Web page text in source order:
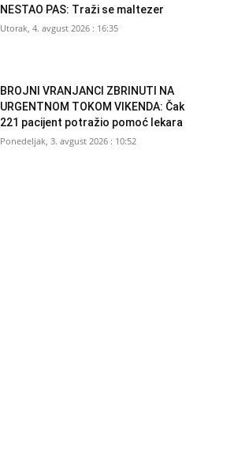
NESTAO PAS: Traži se maltezer
Utorak, 4. avgust 2026 : 16:35
BROJNI VRANJANCI ZBRINUTI NA
URGENTNOM TOKOM VIKENDA: Čak
221 pacijent potražio pomoć lekara
Ponedeljak, 3. avgust 2026 : 10:52